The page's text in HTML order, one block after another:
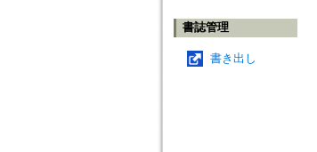
書誌管理
書き出し